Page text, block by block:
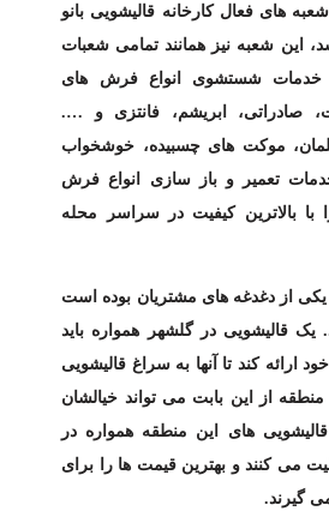
شعبه های فعال کارخانه قالیشویی بانو
این شعبه نیز همانند تمامی شعبات
خدمات شستشوی انواع فرش های
صادراتی، ابریشم، فانتزی و ….
موکت های چسبیده، خوشخواب
تعمیر و باز سازی انواع فرش
بالاترین کیفیت در سراسر محله
یکی از دغدغه های مشتریان بوده است
یک قالیشویی در گلشهر همواره باید
ارائه کند تا آنها به سراغ قالیشویی
از این بابت می تواند خیالشان
های این منطقه همواره در
می کنند و بهترین قیمت ها را برای
گیرند.